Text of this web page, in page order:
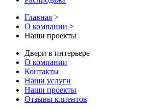
Главная >
О компании >
Наши проекты
Двери в интерьере
О компании
Контакты
Наши услуги
Наши проекты
Отзывы клиентов